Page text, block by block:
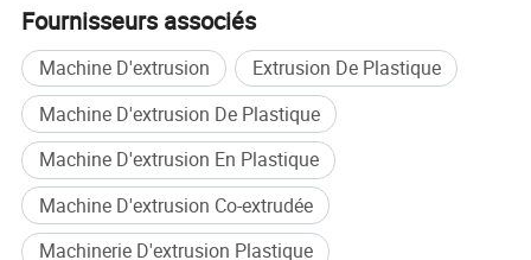
Modèle Largeur de produits L'épaisseur des produits Sortie d'extrusion de conception
JWS65 400-700mm 0,3-1.0mm
JWS55/JWS80 600-900mm 0,3-1.0mm
JWS45/JWS80/ JWS45 600-900mm 0,3-1.0mm
Des photos détaillées
Fournisseurs associés
Machine D'extrusion
Extrusion De Plastique
Machine D'extrusion De Plastique
Machine D'extrusion En Plastique
Machine D'extrusion Co-extrudée
Machinerie D'extrusion Plastique